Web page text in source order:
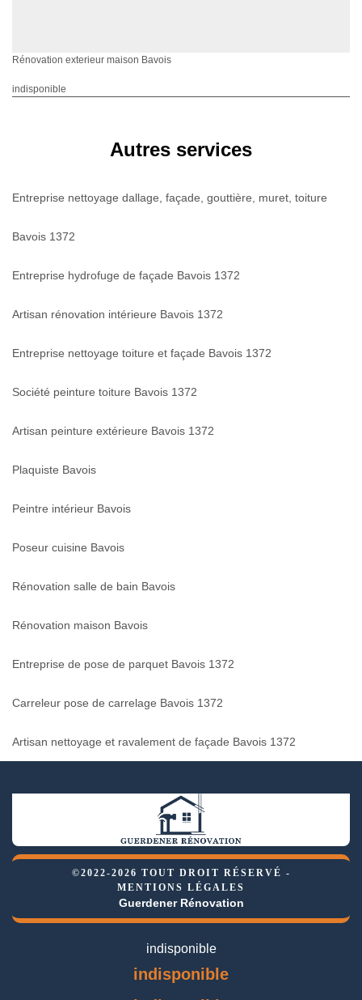
Rénovation exterieur maison Bavois
indisponible
Autres services
Entreprise nettoyage dallage, façade, gouttière, muret, toiture
Bavois 1372
Entreprise hydrofuge de façade Bavois 1372
Artisan rénovation intérieure Bavois 1372
Entreprise nettoyage toiture et façade Bavois 1372
Société peinture toiture Bavois 1372
Artisan peinture extérieure Bavois 1372
Plaquiste Bavois
Peintre intérieur Bavois
Poseur cuisine Bavois
Rénovation salle de bain Bavois
Rénovation maison Bavois
Entreprise de pose de parquet Bavois 1372
Carreleur pose de carrelage Bavois 1372
Artisan nettoyage et ravalement de façade Bavois 1372
©2022-2026 TOUT DROIT RÉSERVÉ -
MENTIONS LÉGALES
Guerdener Rénovation
indisponible
indisponible